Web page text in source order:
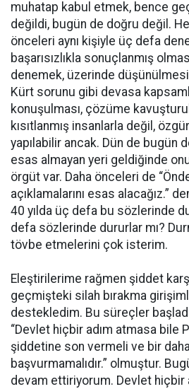
muhatap kabul etmek, bence
değildi, bugün de doğru değil.
önceleri aynı kişiyle üç defa
başarısızlıkla sonuçlanmış
denemek, üzerinde
Kürt sorunu gibi devasa
konuşulması, çözüme
kısıtlanmış insanlarla değil,
yapılabilir ancak. Dün de bugün
esas almayan yeri geldiğinde
örgüt var. Daha önceleri de
açıklamalarını esas alacağız.”
40 yılda üç defa bu sözlerinde
defa sözlerinde dururlar mı?
tövbe etmelerini çok isterim.
Eleştirilerime rağmen şiddet
geçmişteki silah bırakma
destekledim. Bu süreçler
“Devlet hiçbir adım atmasa bile
şiddetine son vermeli ve bir
başvurmamalıdır.” olmuştur.
devam ettiriyorum. Devlet hiçbir